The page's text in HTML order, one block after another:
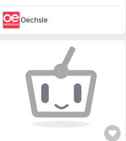
Oechsle